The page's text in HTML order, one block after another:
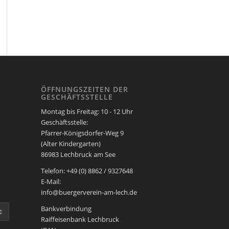
ÖFFNUNGSZEITEN DER
GESCHÄFTSSTELLE
Montag bis Freitag: 10 - 12 Uhr
Geschäftsstelle:
Pfarrer-Königsdorfer-Weg 9
(Alter Kindergarten)
86983 Lechbruck am See
Telefon: +49 (0) 8862 / 9327648
E-Mail:
info@buergerverein-am-lech.de
Bankverbindung
Raiffeisenbank Lechbruck